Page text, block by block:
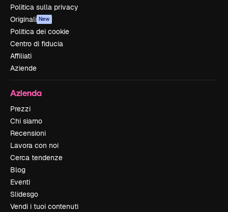
Politica sulla privacy
Originali New
Politica dei cookie
Centro di fiducia
Affiliati
Aziende
Azienda
Prezzi
Chi siamo
Recensioni
Lavora con noi
Cerca tendenze
Blog
Eventi
Slidesgo
Vendi i tuoi contenuti